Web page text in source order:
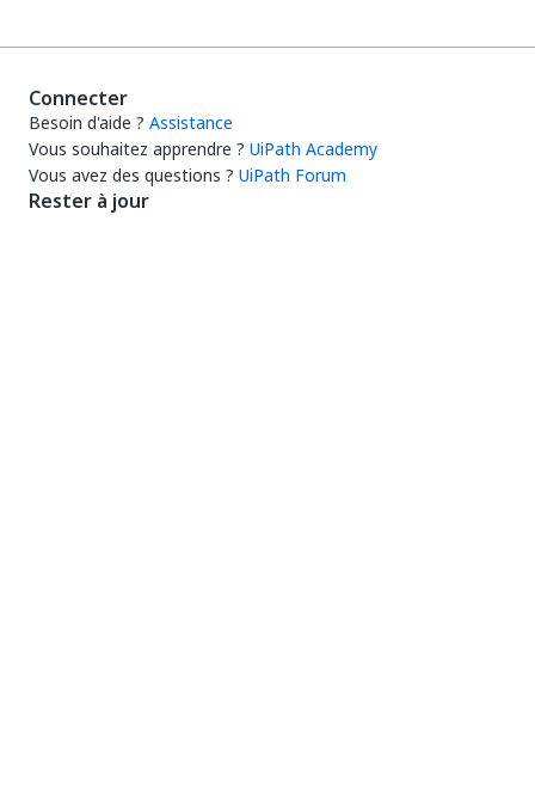
Connecter
Besoin d'aide ? Assistance
Vous souhaitez apprendre ? UiPath Academy
Vous avez des questions ? UiPath Forum
Rester à jour